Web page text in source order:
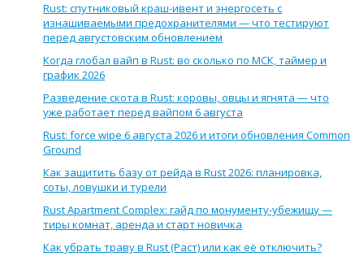
Rust: спутниковый краш-ивент и энергосеть с
изнашиваемыми предохранителями — что тестируют
перед августовским обновлением
Когда глобал вайп в Rust: во сколько по МСК, таймер и
график 2026
Разведение скота в Rust: коровы, овцы и ягнята — что
уже работает перед вайпом 6 августа
Rust: force wipe 6 августа 2026 и итоги обновления Common
Ground
Как защитить базу от рейда в Rust 2026: планировка,
соты, ловушки и турели
Rust Apartment Complex: гайд по монументу-убежищу —
тиры комнат, аренда и старт новичка
Как убрать траву в Rust (Раст) или как её отключить?